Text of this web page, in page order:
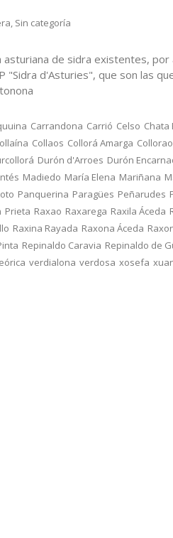
, Sin categoría
asturiana de sidra existentes,
"Sidra d'Asturies", que son las
Carrandona Carrió Celso Chata
Collaos Collorá Amarga
Durón d'Arroes Durón
Madiedo María Elena Mariñana
Panquerina Paragües Peñarudes
Prieta Raxao Raxarega Raxila Áceda
Raxina Rayada Raxona Áceda
Repinaldo Caravia Repinaldo de
verdialona verdosa xosefa